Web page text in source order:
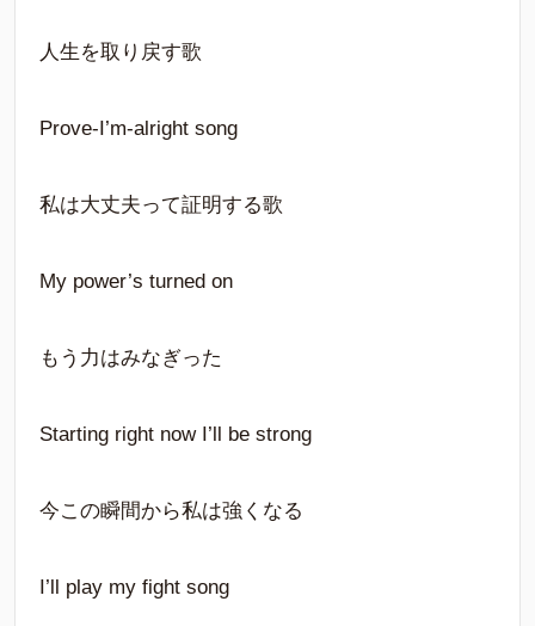
人生を取り戻す歌
Prove-I’m-alright song
私は大丈夫って証明する歌
My power’s turned on
もう力はみなぎった
Starting right now I’ll be strong
今この瞬間から私は強くなる
I’ll play my fight song